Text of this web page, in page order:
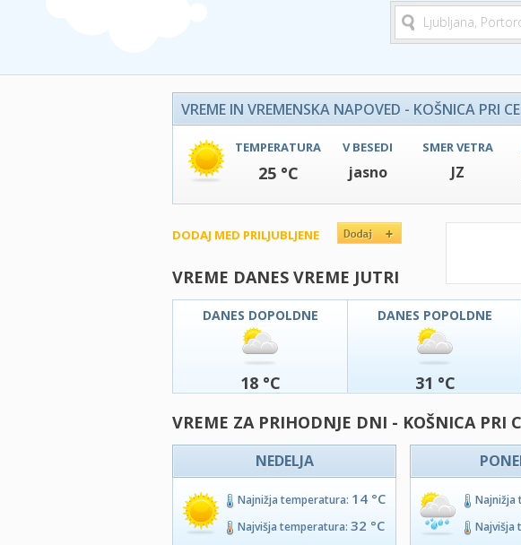
VREME IN VREMENSKA NAPOVED - KOŠNICA PRI
TEMPERATURA
25 °C
V BESEDI
jasno
SMER VETRA
JZ
DODAJ MED PRILJUBLJENE
VREME DANES VREME JUTRI
DANES DOPOLDNE
18 °C
DANES POPOLDNE
31 °C
VREME ZA PRIHODNJE DNI - KOŠNICA PRI
NEDELJA
Najnižja temperatura: 14 °C
Najvišja temperatura: 32 °C
Najnižja
Najvišja